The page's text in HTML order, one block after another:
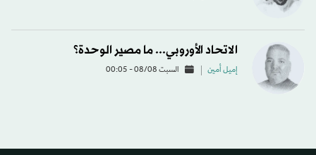
الاتحاد الأوروبي... ما مصير الوحدة؟
إميل أمين السبت 08/08 - 00:05